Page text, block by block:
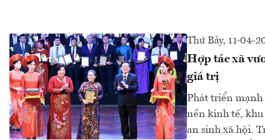
Thứ Bảy, 11-04-
Hợp tác xã
giá trị
Phát triển mạnh
nền kinh tế, khu
an sinh xã hội.